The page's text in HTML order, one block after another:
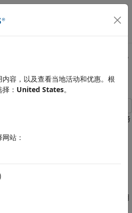
换
时环境进
务的参考
用进行仿
础软件服务和运行时
组件对基础软件内存和诊断服务
运行时环境中运行的基础软件
Manager (NvM)、Diagnostic
Function Inhibition Manager (FiM)
时环境中，AUTOSAR 软件组件通常使用
收方通信来访问 BSW 服务。
容，以及查看当地活动和优惠。根
： United States。
站：